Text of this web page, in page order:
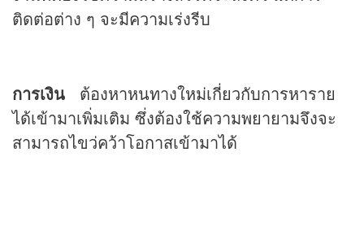
ติดต่อต่าง ๆ จะมีความเร่งรีบ
การเงิน ต้องหาหนทางใหม่เกี่ยวกับการหาราย
ได้เข้ามาเพิ่มเติม ซึ่งต้องใช้ความพยายามจึงจะ
สามารถไขว่คว้าโอกาสเข้ามาได้